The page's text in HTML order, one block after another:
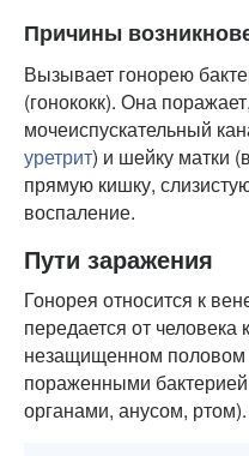
Причины
Вызывает гонорею
(гонококк). Она
мочеиспускательный
уретрит) и шейку матки
прямую кишку,
воспаление.
Пути заражения
Гонорея относится к
передается от человека
незащищенном половом
пораженными
органами, анусом, ртом).